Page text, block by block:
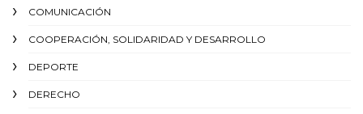
COMUNICACIÓN
COOPERACIÓN, SOLIDARIDAD Y DESARROLLO
DEPORTE
DERECHO